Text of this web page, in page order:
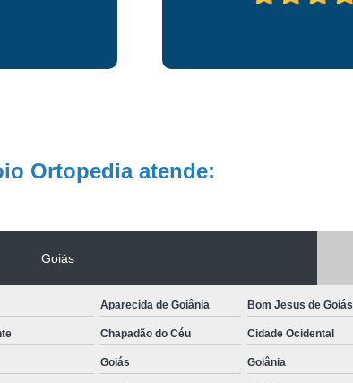
Ortopedia atende:
Goiás
Aparecida de Goiânia Bom Jesus de Goiás
Chapadão do Céu Cidade Ocidental
Goiás Goiânia